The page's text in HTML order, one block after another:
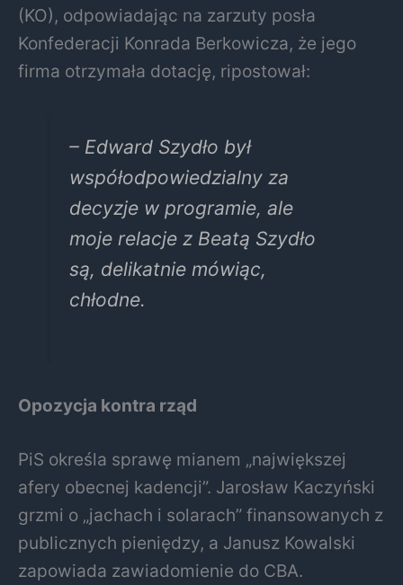
(KO), odpowiadając na zarzuty posła
Konfederacji Konrada Berkowicza, że jego
firma otrzymała dotację, ripostował:
– Edward Szydło był
współodpowiedzialny za
decyzje w programie, ale
moje relacje z Beatą Szydło
są, delikatnie mówiąc,
chłodne.
Opozycja kontra rząd
PiS określa sprawę mianem „największej
afery obecnej kadencji”. Jarosław Kaczyński
grzmi o „jachach i solarach” finansowanych z
publicznych pieniędzy, a Janusz Kowalski
zapowiada zawiadomienie do CBA.